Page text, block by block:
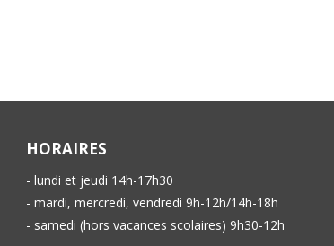
HORAIRES
- lundi et jeudi 14h-17h30
- mardi, mercredi, vendredi 9h-12h/14h-18h
- samedi (hors vacances scolaires) 9h30-12h